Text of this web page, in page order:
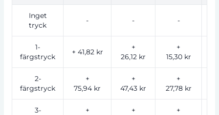
Inget
tryck
- - -
1-
färgstryck
+ 41,82 kr
+
26,12 kr
+
15,30 kr
2-
färgstryck
+
75,94 kr
+
47,43 kr
+
27,78 kr
3-
+
+
+